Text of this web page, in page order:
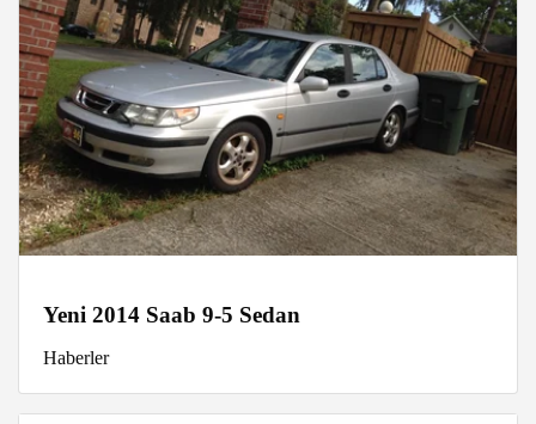
Yeni 2014 Saab 9-5 Sedan
Haberler